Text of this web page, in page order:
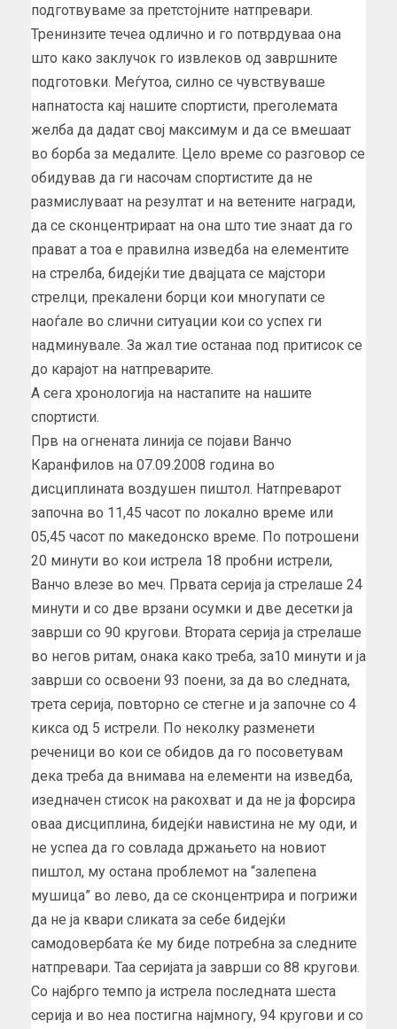
подготвуваме за претстојните натпревари.
Тренинзите течеа одлично и го потврдуваа она
што како заклучок го извлеков од завршните
подготовки. Меѓутоа, силно се чувствуваше
напнатоста кај нашите спортисти, преголемата
желба да дадат свој максимум и да се вмешаат
во борба за медалите. Цело време со разговор се
обидував да ги насочам спортистите да не
размислуваат на резултат и на ветените награди,
да се сконцентрираат на она што тие знаат да го
прават а тоа е правилна изведба на елементите
на стрелба, бидејќи тие двајцата се мајстори
стрелци, прекалени борци кои многупати се
наоѓале во слични ситуации кои со успех ги
надминувале. За жал тие останаа под притисок се
до карајот на натпреварите.
А сега хронологија на настапите на нашите
спортисти.
Прв на огнената линија се појави Ванчо
Каранфилов на 07.09.2008 година во
дисциплината воздушен пиштол. Натпреварот
започна во 11,45 часот по локално време или
05,45 часот по македонско време. По потрошени
20 минути во кои истрела 18 пробни истрели,
Ванчо влезе во меч. Првата серија ја стрелаше 24
минути и со две врзани осумки и две десетки ја
заврши со 90 кругови. Втората серија ја стрелаше
во негов ритам, онака како треба, за10 минути и ја
заврши со освоени 93 поени, за да во следната,
трета серија, повторно се стегне и ја започне со 4
кикса од 5 истрели. По неколку разменети
реченици во кои се обидов да го посоветувам
дека треба да внимава на елементи на изведба,
изедначен стисок на ракохват и да не ја форсира
оваа дисциплина, бидејќи навистина не му оди, и
не успеа да го совлада држањето на новиот
пиштол, му остана проблемот на “залепена
мушица” во лево, да се сконцентрира и погрижи
да не ја квари сликата за себе бидејќи
самодовербата ќе му биде потребна за следните
натпревари. Таа серијата ја заврши со 88 кругови.
Со најбрго темпо ја истрела последната шеста
серија и во неа постигна најмногу, 94 кругови и со